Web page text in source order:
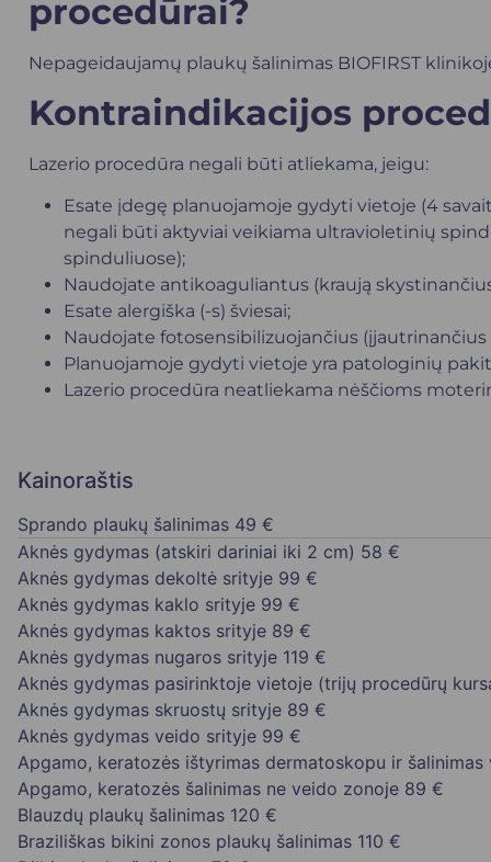
procedūrai?
Nepageidaujamų plaukų šalinimas BIOFIRST
Kontraindikacijos
Lazerio procedūra negali būti atliekama, jeigu:
Esate įdegę planuojamoje gydyti vietoje (4
negali būti aktyviai veikiama ultravioletinių
spinduliuose);
Naudojate antikoaguliantus (kraują
Esate alergiška (-s) šviesai;
Naudojate fotosensibilizuojančius (įjautrinančius
Planuojamoje gydyti vietoje yra patologinių
Lazerio procedūra neatliekama nėščioms
Kainoraštis
Sprando plaukų šalinimas 49 €
Aknės gydymas (atskiri dariniai iki 2 cm) 58 €
Aknės gydymas dekoltė srityje 99 €
Aknės gydymas kaklo srityje 99 €
Aknės gydymas kaktos srityje 89 €
Aknės gydymas nugaros srityje 119 €
Aknės gydymas pasirinktoje vietoje (trijų procedūrų
Aknės gydymas skruostų srityje 89 €
Aknės gydymas veido srityje 99 €
Apgamo, keratozės ištyrimas dermatoskopu ir šalinimas
Apgamo, keratozės šalinimas ne veido zonoje 89 €
Blauzdų plaukų šalinimas 120 €
Braziliškas bikini zonos plaukų šalinimas 110 €